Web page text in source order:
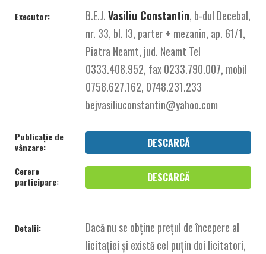
Executor: B.E.J.Vasiliu Constantin, b-dul Decebal,
nr. 33, bl. I3, parter + mezanin, ap. 61/1,
Piatra Neamt, jud. Neamt Tel
0333.408.952, fax 0233.790.007, mobil
0758.627.162, 0748.231.233
bejvasiliuconstantin@yahoo.com
Publicație de
vânzare:
DESCARCĂ
Cerere
participare:
DESCARCĂ
Detalii:
Dacă nu se obține prețul de începere al
licitației și există cel puțin doi licitatori,